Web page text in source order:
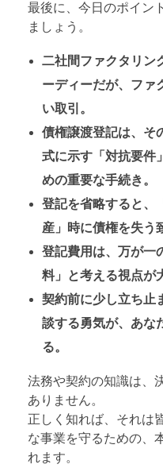
最後に、今日のポイン
ましょう。
二社間ファクタリン
ーディーだが、ファ
い取引。
債権譲渡登記は、そ
式に示す「対抗要件
めの重要な手続き。
登記を省略すると、
産」時に債権を失う
登記費用は、万が一
料」と考える視点が
契約前に少し立ち止
談する勇気が、あな
る。
法務や契約の知識は、
ありません。
正しく知れば、それは
な事業を守るための、
れます。